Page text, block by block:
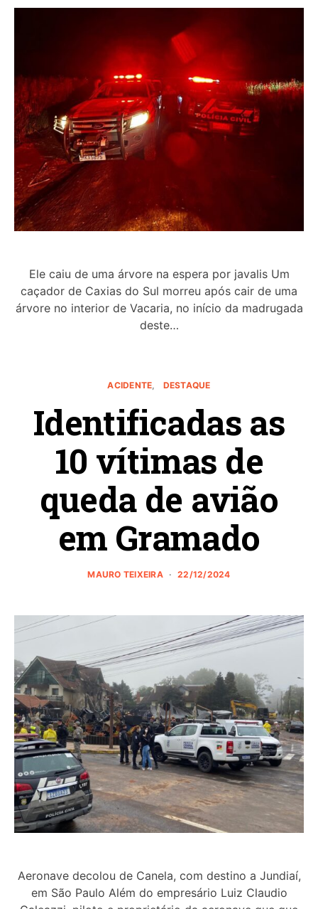
Ele caiu de uma árvore na espera por javalis Um
caçador de Caxias do Sul morreu após cair de uma
árvore no interior de Vacaria, no início da madrugada
deste…
ACIDENTE DESTAQUE
Identificadas as
10 vítimas de
queda de avião
em Gramado
MAURO TEIXEIRA 22/12/2024
Aeronave decolou de Canela, com destino a Jundiaí,
em São Paulo Além do empresário Luiz Claudio